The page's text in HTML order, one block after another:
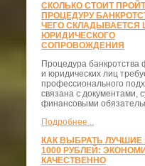
СКОЛЬКО СТОИТ
ПРОЦЕДУРУ
ЧЕГО СКЛАДЫВАЕТСЯ
ЮРИДИЧЕСКОГО
СОПРОВОЖДЕНИЯ
Процедура банкротства
и юридических лиц
профессионального
связана с документами,
финансовыми
Подробнее...
КАК ВЫБРАТЬ
1000 РУБЛЕЙ:
КАЧЕСТВЕННО